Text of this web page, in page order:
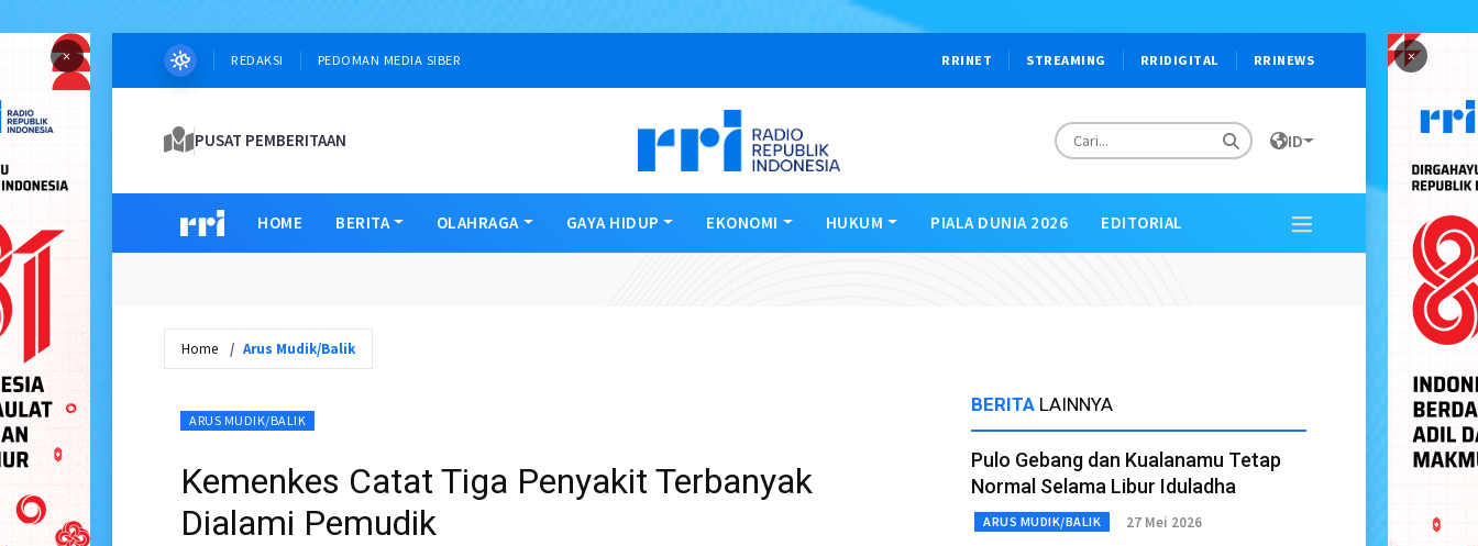
× ×
REDAKSI PEDOMAN MEDIA SIBER RRINET STREAMING RRIDIGITAL RRINEWS
PUSAT PEMBERITAAN ID
HOME BERITA OLAHRAGA GAYA HIDUP EKONOMI HUKUM PIALA DUNIA 2026 EDITORIAL
Home Arus Mudik/Balik
ARUS MUDIK/BALIK
Kemenkes Catat Tiga Penyakit Terbanyak
Dialami Pemudik
BERITA LAINNYA
Pulo Gebang dan Kualanamu Tetap
Normal Selama Libur Iduladha
ARUS MUDIK/BALIK 27 Mei 2026